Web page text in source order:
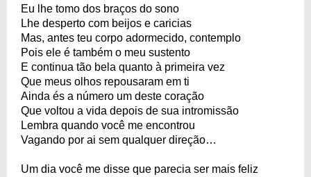
Eu lhe tomo dos braços do sono
Lhe desperto com beijos e caricias
Mas, antes teu corpo adormecido, contemplo
Pois ele é também o meu sustento
E continua tão bela quanto à primeira vez
Que meus olhos repousaram em ti
Ainda és a número um deste coração
Que voltou a vida depois de sua intromissão
Lembra quando você me encontrou
Vagando por ai sem qualquer direção…
Um dia você me disse que parecia ser mais feliz